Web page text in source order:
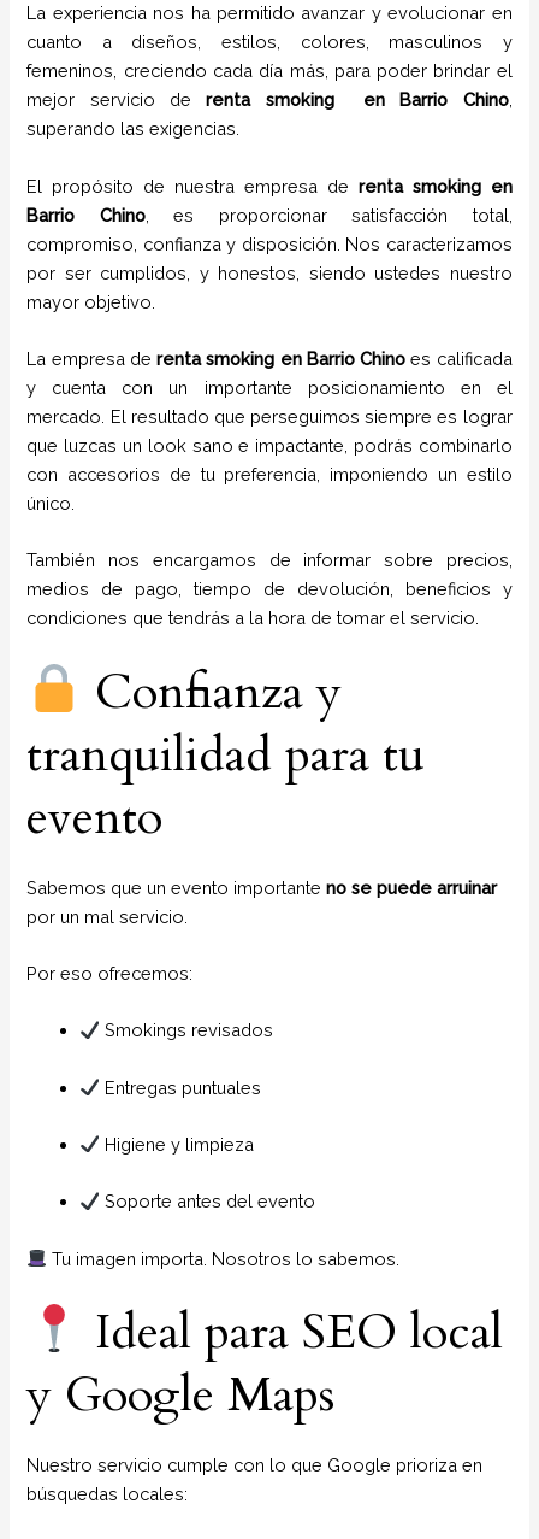
La experiencia nos ha permitido avanzar y evolucionar en
cuanto a diseños, estilos, colores, masculinos y
femeninos, creciendo cada día más, para poder brindar el
mejor servicio derenta smoking en Barrio Chino,
superando las exigencias.
El propósito de nuestra empresa de renta smoking en
Barrio Chino, es proporcionar satisfacción total,
compromiso, confianza y disposición. Nos caracterizamos
por ser cumplidos, y honestos, siendo ustedes nuestro
mayor objetivo.
La empresa derenta smoking en Barrio Chino es calificada
y cuenta con un importante posicionamiento en el
mercado. El resultado que perseguimos siempre es lograr
que luzcas un look sano e impactante, podrás combinarlo
con accesorios de tu preferencia, imponiendo un estilo
único.
También nos encargamos de informar sobre precios,
medios de pago, tiempo de devolución, beneficios y
condiciones que tendrás a la hora de tomar el servicio.
Confianza y
tranquilidad para tu
evento
Sabemos que un evento importanteno se puede arruinar
por un mal servicio.
Por eso ofrecemos:
Smokings revisados
Entregas puntuales
Higiene y limpieza
Soporte antes del evento
Tu imagen importa. Nosotros lo sabemos.
Ideal para SEO local
y Google Maps
Nuestro servicio cumple con lo que Google prioriza en
búsquedas locales: